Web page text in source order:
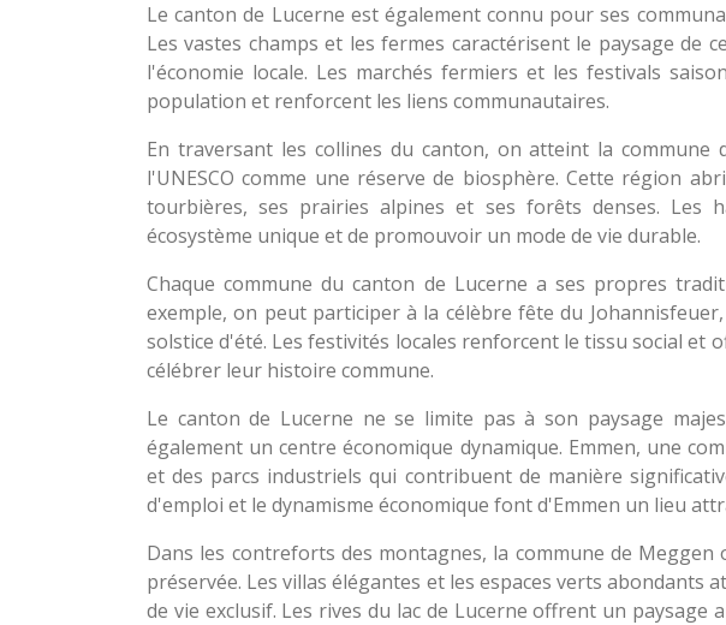
Le canton de Lucerne est également connu pour ses
Les vastes champs et les fermes caractérisent le paysage
l'économie locale. Les marchés fermiers et les festivals
population et renforcent les liens communautaires.
En traversant les collines du canton, on atteint la
l'UNESCO comme une réserve de biosphère. Cette région
tourbières, ses prairies alpines et ses forêts denses. Les
écosystème unique et de promouvoir un mode de vie durable.
Chaque commune du canton de Lucerne a ses propres
exemple, on peut participer à la célèbre fête du
solstice d'été. Les festivités locales renforcent le tissu social
célébrer leur histoire commune.
Le canton de Lucerne ne se limite pas à son paysage
également un centre économique dynamique. Emmen, une
et des parcs industriels qui contribuent de manière
d'emploi et le dynamisme économique font d'Emmen un lieu
Dans les contreforts des montagnes, la commune de
préservée. Les villas élégantes et les espaces verts
de vie exclusif. Les rives du lac de Lucerne offrent un